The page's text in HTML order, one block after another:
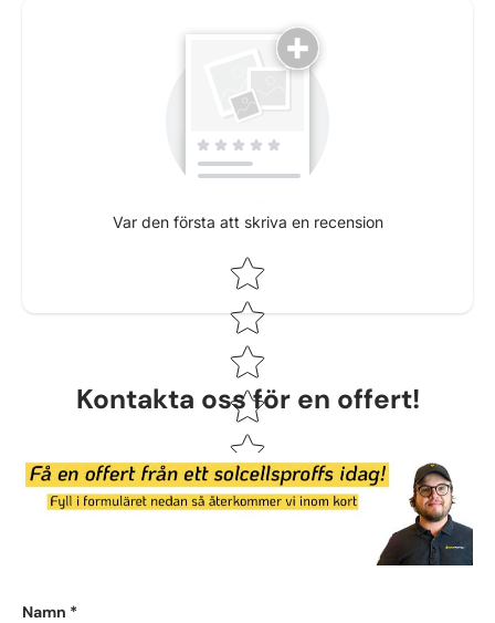
Var den första att skriva en recension
Star rating
Kontakta oss för en offert!
Namn